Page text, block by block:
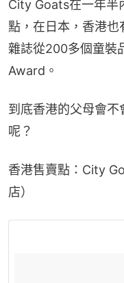
City Goats在一年半
點，在日本，香港
雜誌從200多個童裝
Award。
到底香港的父母會
呢？
香港售賣點：City
店）